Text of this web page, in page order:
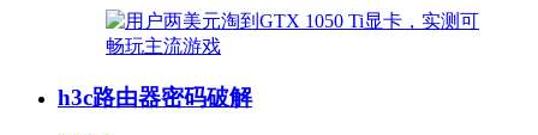
h3c路由器密码破解